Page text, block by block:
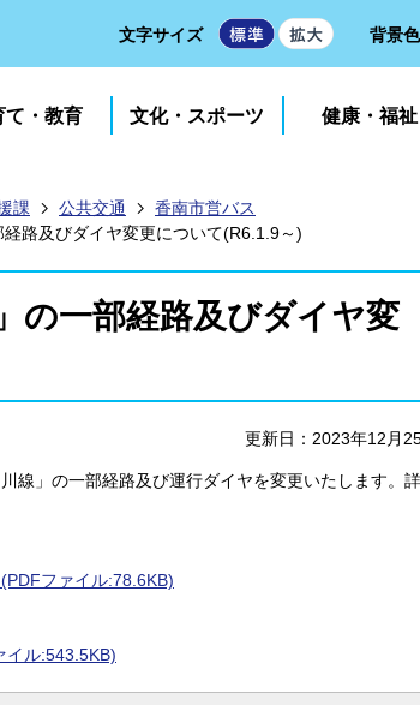
文字サイズ 背景
て・教育 文化・スポーツ 健康・福祉
課 公共交通
香南市営バス
路及びダイヤ変更について(R6.1.9～)
の一部経路及びダイヤ変
更新日：2023年12月
線」の一部経路及び運行ダイヤを変更いたします。詳
ファイル:78.6KB)
イル:543.5KB)